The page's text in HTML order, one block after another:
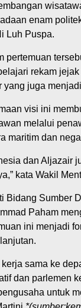
enam
Luh Puspa.
pertemuan
rekam
yang juga
visi ini
melalui
maritim dan
dan Aljazair
kata Wakil
Bidang Sumber
Paham
ini menjadi
kerja sama ke
dan parlemen
untuk